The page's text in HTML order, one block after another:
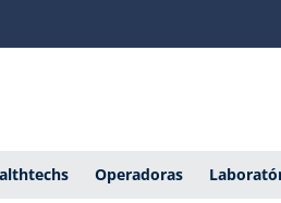
Operadoras